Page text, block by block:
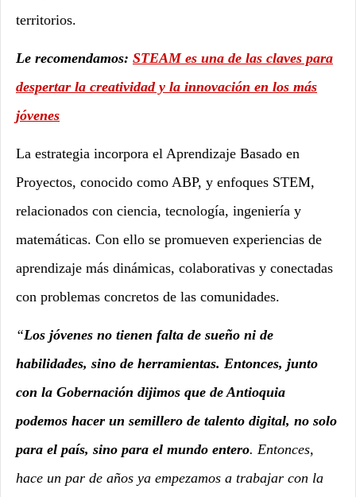
territorios.
Le recomendamos: STEAM es una de las claves para
despertar la creatividad y la innovación en los más
jóvenes
La estrategia incorpora el Aprendizaje Basado en
Proyectos, conocido como ABP, y enfoques STEM,
relacionados con ciencia, tecnología, ingeniería y
matemáticas. Con ello se promueven experiencias de
aprendizaje más dinámicas, colaborativas y conectadas
con problemas concretos de las comunidades.
“Los jóvenes no tienen falta de sueño ni de
habilidades, sino de herramientas. Entonces, junto
con la Gobernación dijimos que de Antioquia
podemos hacer un semillero de talento digital, no solo
para el país, sino para el mundo entero. Entonces,
hace un par de años ya empezamos a trabajar con la